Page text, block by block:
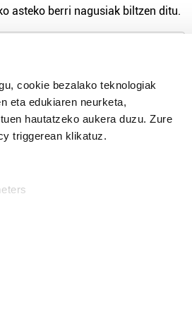
cookie bezalako teknologiak
eta edukiaren neurketa,
hautatzeko aukera duzu. Zure
triggerean klikatuz.
asteko berri nagusiak biltzen ditu.
Harpidetu
Horretarako zure ekarpena